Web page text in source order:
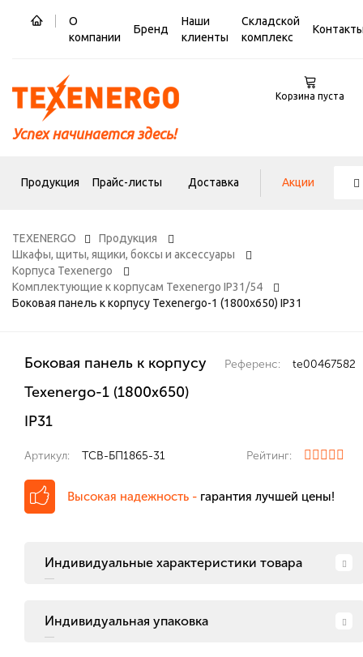
О
компании
Бренд
Наши
клиенты
Складской
комплекс
Успех начинается здесь!
Корзина пуста
Продукция Прайс-листы Доставка Акции
TEXENERGO
Продукция
Шкафы, щиты, ящики, боксы и аксессуары
Корпуса Texenergo
Комплектующие к корпусам Texenergo IP31/54
Боковая панель к корпусу Texenergo-1 (1800х650) IP31
Боковая панель к корпусу
Texenergo-1 (1800х650)
IP31
Референс: te00467582
Артикул: ТСВ-БП1865-31 Рейтинг:
Высокая надежность - гарантия лучшей цены!
Индивидуальные характеристики товара
Индивидуальная упаковка